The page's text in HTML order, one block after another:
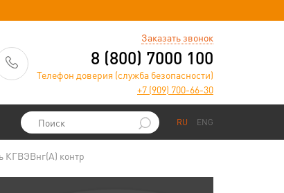
Заказать звонок
8 (800) 7000 100
Телефон доверия (служба безопасности)
+7 (909) 700-66-30
RU ENG
КГВЭВнг(А) контр